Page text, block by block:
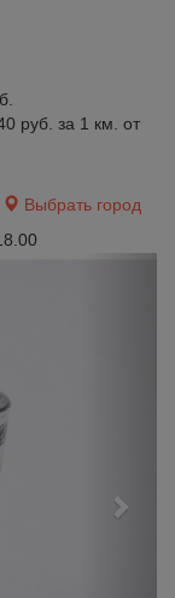
руб. за 1 км. от
Выбрать город